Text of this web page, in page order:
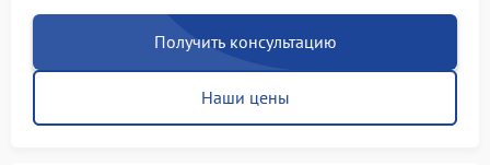
Получить консультацию
Наши цены